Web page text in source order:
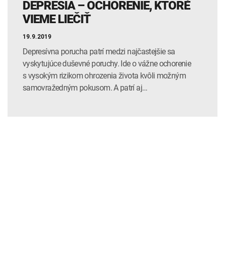
DEPRESIA – OCHORENIE, KTORÉ
VIEME LIEČIŤ
19.9.2019
Depresívna porucha patrí medzi najčastejšie sa
vyskytujúce duševné poruchy. Ide o vážne ochorenie
s vysokým rizikom ohrozenia života kvôli možným
samovražedným pokusom. A patrí aj…